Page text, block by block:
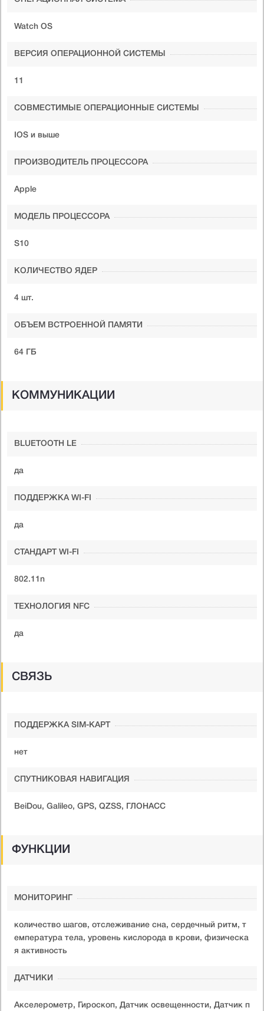
Watch OS
ВЕРСИЯ ОПЕРАЦИОННОЙ СИСТЕМЫ
11
СОВМЕСТИМЫЕ ОПЕРАЦИОННЫЕ СИСТЕМЫ
IOS и выше
ПРОИЗВОДИТЕЛЬ ПРОЦЕССОРА
Apple
МОДЕЛЬ ПРОЦЕССОРА
S10
КОЛИЧЕСТВО ЯДЕР
4 шт.
ОБЪЕМ ВСТРОЕННОЙ ПАМЯТИ
64 ГБ
КОММУНИКАЦИИ
BLUETOOTH LE
да
ПОДДЕРЖКА WI-FI
да
СТАНДАРТ WI-FI
802.11n
ТЕХНОЛОГИЯ NFC
да
СВЯЗЬ
ПОДДЕРЖКА SIM-КАРТ
нет
СПУТНИКОВАЯ НАВИГАЦИЯ
BeiDou, Galileo, GPS, QZSS, ГЛОНАСС
ФУНКЦИИ
МОНИТОРИНГ
количество шагов, отслеживание сна, сердечный ритм, т
емпература тела, уровень кислорода в крови, физическа
я активность
ДАТЧИКИ
Акселерометр, Гироскоп, Датчик освещенности, Датчик п